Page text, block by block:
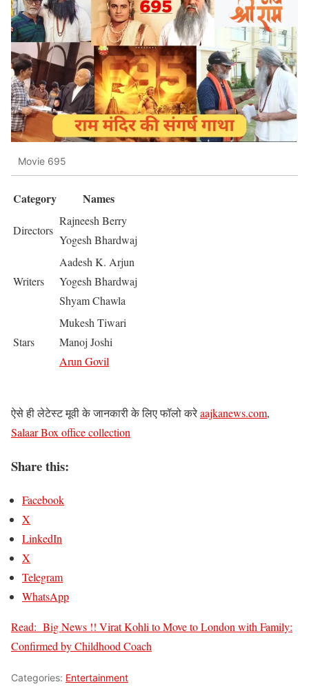
Movie 695
Category Names
Directors
Rajneesh Berry
Yogesh Bhardwaj
Writers
Aadesh K. Arjun
Yogesh Bhardwaj
Shyam Chawla
Stars
Mukesh Tiwari
Manoj Joshi
Arun Govil
ऐसे ही लेटेस्ट मूवी के जानकारी के लिए फॉलो करेaajkanews.com,
Salaar Box office collection
Share this:
Facebook
X
LinkedIn
X
Telegram
WhatsApp
Read: Big News !! Virat Kohli to Move to London with Family:
Confirmed by Childhood Coach
Categories: Entertainment